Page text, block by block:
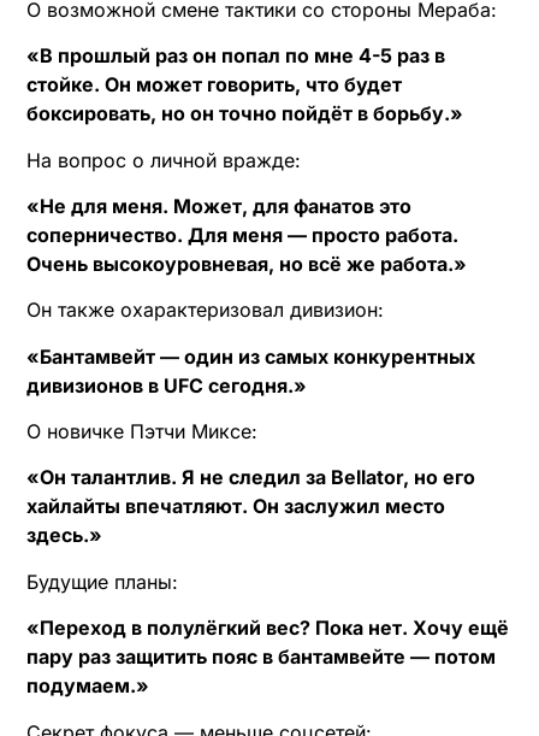
О возможной смене тактики со стороны Мераба:
«В прошлый раз он попал по мне 4-5 раз в
стойке. Он может говорить, что будет
боксировать, но он точно пойдёт в борьбу.»
На вопрос о личной вражде:
«Не для меня. Может, для фанатов это
соперничество. Для меня — просто работа.
Очень высокоуровневая, но всё же работа.»
Он также охарактеризовал дивизион:
«Бантамвейт — один из самых конкурентных
дивизионов в UFC сегодня.»
О новичке Пэтчи Миксе:
«Он талантлив. Я не следил за Bellator, но его
хайлайты впечатляют. Он заслужил место
здесь.»
Будущие планы:
«Переход в полулёгкий вес? Пока нет. Хочу ещё
пару раз защитить пояс в бантамвейте — потом
подумаем.»